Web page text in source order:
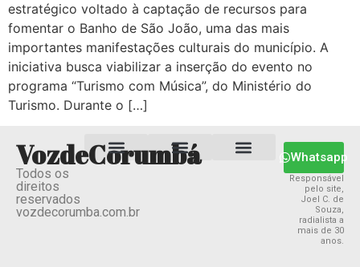
estratégico voltado à captação de recursos para
fomentar o Banho de São João, uma das mais
importantes manifestações culturais do município. A
iniciativa busca viabilizar a inserção do evento no
programa “Turismo com Música”, do Ministério do
Turismo. Durante o […]
VozdeCorumbá
Todos os
direitos
reservados
vozdecorumba.com.br
Whatsapp
Responsável
pelo site,
Joel C. de
Souza,
radialista a
mais de 30
anos.